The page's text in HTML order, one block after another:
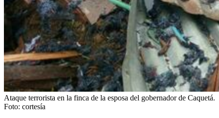
Ataque terrorista en la finca de la esposa del gobernador de Caquetá.
Foto: cortesía